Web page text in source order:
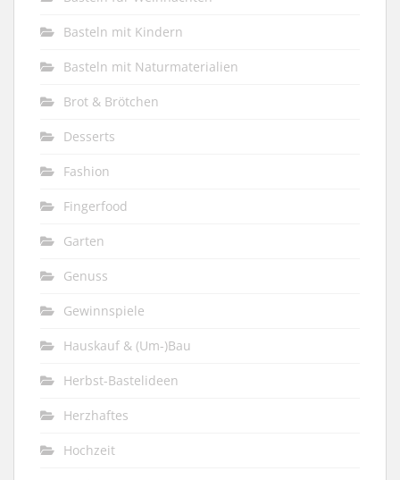
Basteln mit Kindern
Basteln mit Naturmaterialien
Brot & Brötchen
Desserts
Fashion
Fingerfood
Garten
Genuss
Gewinnspiele
Hauskauf & (Um-)Bau
Herbst-Bastelideen
Herzhaftes
Hochzeit